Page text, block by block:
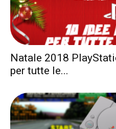
Natale 2018
per tutte le...